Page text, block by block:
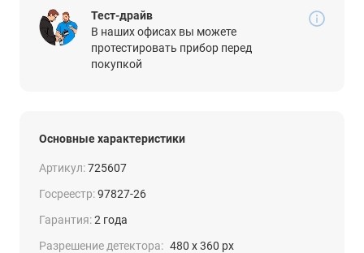
Тест-драйв
В наших офисах вы можете
протестировать прибор перед
покупкой
Основные характеристики
Артикул:725607
Госреестр:97827-26
Гарантия:2 года
Разрешение детектора: 480 x 360 px